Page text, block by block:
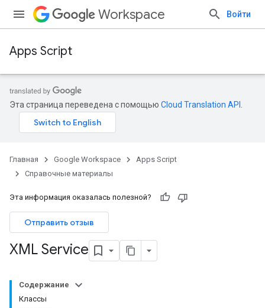
Workspace Войти
Apps Script
Эта страница переведена с помощью Cloud Translation API
Главная Google Workspace
Apps Script
Справочные материалы
Эта информация оказалась полезной?
Отправить отзыв
XML Service
Содержание
Классы